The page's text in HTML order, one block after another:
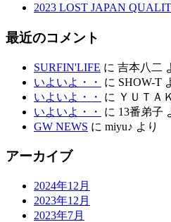
2023 LOST JAPAN
最近のコメント
SURFIN'LIFE に 吉本八二
いよいよ・・
に SHOW-T
いよいよ・・
に ＹＵＴＡ
いよいよ・・
に 13番弟子
GW NEWS に miyu♪ より
アーカイブ
2024年12月
2023年12月
2023年7月